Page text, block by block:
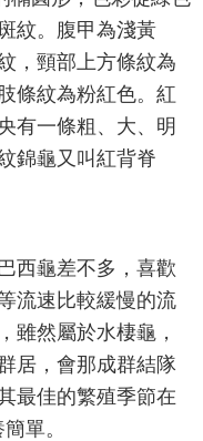
紋。腹甲為淺黃
，頸部上方條紋為
條紋為粉紅色。紅
有一條粗、大、明
錦龜又叫紅背脊
龜差不多，喜歡
流速比較緩慢的流
雖然屬於水棲龜，
居，會那成群結隊
最佳的繁殖季節在
單。